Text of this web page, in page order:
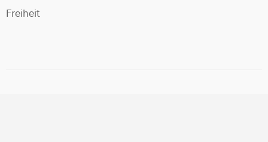
Freiheit